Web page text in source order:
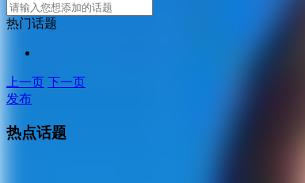
热门话题
上一页 下一页
发布
热点话题